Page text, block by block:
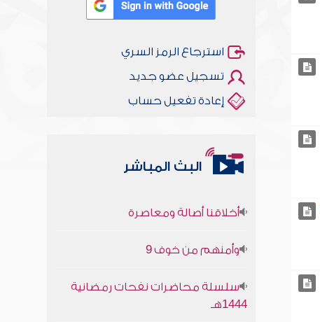
استرجاع الرمز السري
تسجيل عضو جديد
إعادة تفعيل حساب
البث المباشر
1444هـ